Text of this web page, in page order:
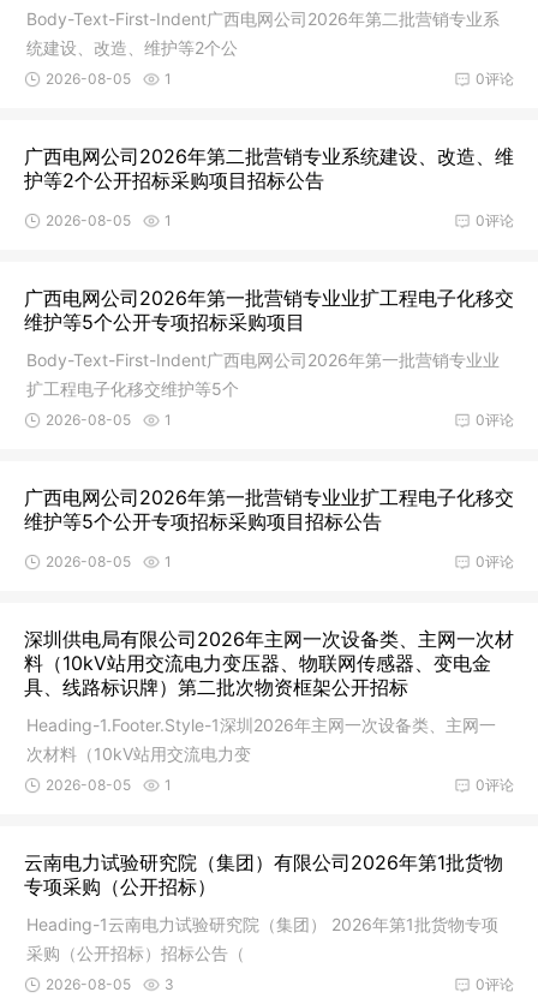
Body-Text-First-Indent广西电网公司2026年第二批营销专业系
统建设、改造、维护等2个公
0评论
2026-08-05 1
广西电网公司2026年第二批营销专业系统建设、改造、维
护等2个公开招标采购项目招标公告
0评论
2026-08-05 1
广西电网公司2026年第一批营销专业业扩工程电子化移交
维护等5个公开专项招标采购项目
Body-Text-First-Indent广西电网公司2026年第一批营销专业业
扩工程电子化移交维护等5个
0评论
2026-08-05 1
广西电网公司2026年第一批营销专业业扩工程电子化移交
维护等5个公开专项招标采购项目招标公告
0评论
2026-08-05 1
深圳供电局有限公司2026年主网一次设备类、主网一次材
料（10kV站用交流电力变压器、物联网传感器、变电金
具、线路标识牌）第二批次物资框架公开招标
Heading-1.Footer.Style-1深圳2026年主网一次设备类、主网一
次材料（10kV站用交流电力变
0评论
2026-08-05 1
云南电力试验研究院（集团）有限公司2026年第1批货物
专项采购（公开招标）
Heading-1云南电力试验研究院（集团） 2026年第1批货物专项
采购（公开招标）招标公告（
0评论
2026-08-05 3